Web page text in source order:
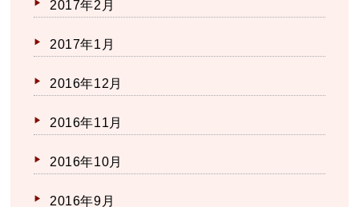
2017年2月
2017年1月
2016年12月
2016年11月
2016年10月
2016年9月